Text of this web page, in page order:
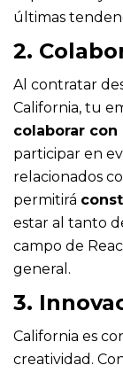
últimas
2.
Al contratar
California, tu
colaborar
participar en
relacionados
permitirá
estar al tanto
campo de
general.
3.
California es
creatividad.